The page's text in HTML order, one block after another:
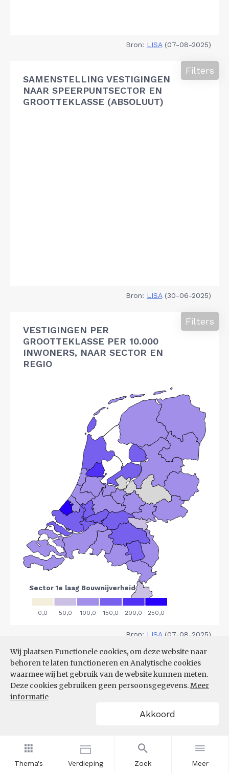
Thema's Verdieping Zoek Meer
Wij plaatsen Functionele cookies, om deze website naar
behoren te laten functioneren en Analytische cookies
waarmee wij het gebruik van de website kunnen meten.
Deze cookies gebruiken geen persoonsgegevens.Meer
informatie
Akkoord
Bron: LISA(07-08-2025)
SAMENSTELLING VESTIGINGEN
NAAR SPEERPUNTSECTOR EN
GROOTTEKLASSE (ABSOLUUT)
Filters
Bron: LISA(30-06-2025)
VESTIGINGEN PER
GROOTTEKLASSE PER 10.000
INWONERS, NAAR SECTOR EN
REGIO
Filters
Bron: LISA (07-08-2025)
VESTIGINGEN PER
GROOTTEKLASSE PER 10.000
INWONERS, NAAR
SPEERPUNTSECTOR EN REGIO
Filters